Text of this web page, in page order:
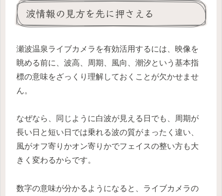
波情報の見方を先に押さえる
瀬波温泉ライブカメラを有効活用するには、映像を
眺める前に、波高、周期、風向、潮汐という基本指
標の意味をざっくり理解しておくことが欠かせませ
ん。
なぜなら、同じように白波が見える日でも、周期が
長い日と短い日では乗れる波の質がまったく違い、
風がオフ寄りかオン寄りかでフェイスの整い方も大
きく変わるからです。
数字の意味が分かるようになると、ライブカメラの